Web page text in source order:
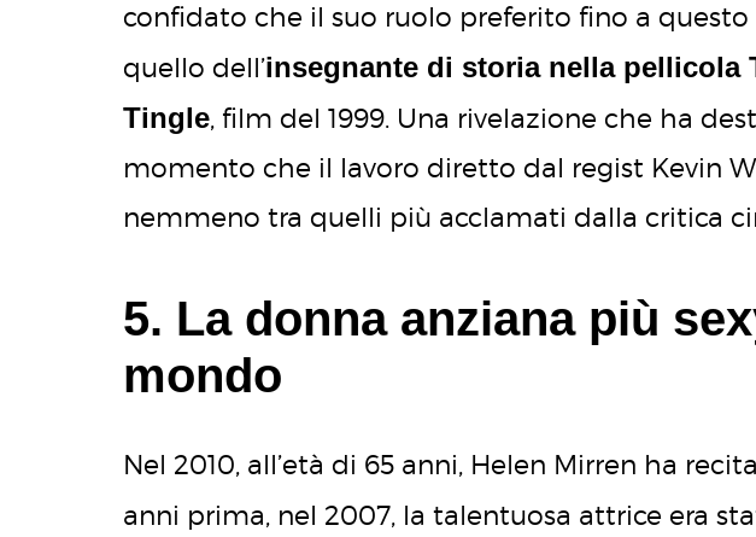
confidato che il suo ruolo preferito fino a
quello dell’insegnante di storia nella pellicola
Tingle, film del 1999. Una rivelazione che ha
momento che il lavoro diretto dal regist Kevin
nemmeno tra quelli più acclamati dalla critica
5. La donna anziana più
mondo
Nel 2010, all’età di 65 anni, Helen Mirren ha
anni prima, nel 2007, la talentuosa attrice era